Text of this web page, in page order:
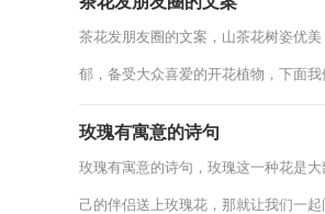
茶花发朋友圈的文案，山茶花树姿优
郁，备受大众喜爱的开花植物，下面
玫瑰有寓意的诗句
玫瑰有寓意的诗句，玫瑰这一种花是
己的伴侣送上玫瑰花，那就让我们一